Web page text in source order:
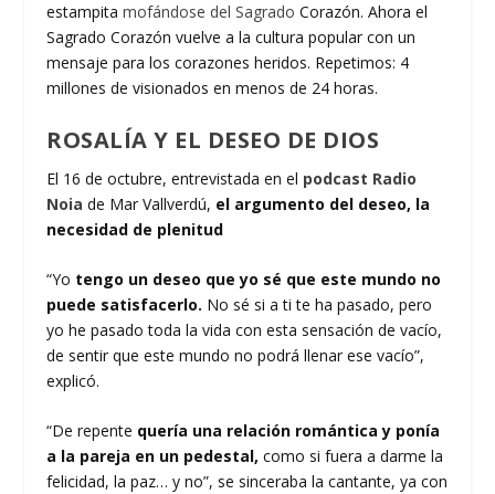
estampitamofándose del Sagrado Corazón. Ahora el
Sagrado Corazón vuelve a la cultura popular con un
mensaje para los corazones heridos. Repetimos: 4
millones de visionados en menos de 24 horas.
ROSALÍA Y EL DESEO DE DIOS
El 16 de octubre, entrevistada en el podcast Radio
Noia de Mar Vallverdú, el argumento del deseo, la
necesidad de plenitud
“Yo tengo un deseo que yo sé que este mundo no
puede satisfacerlo. No sé si a ti te ha pasado, pero
yo he pasado toda la vida con esta sensación de vacío,
de sentir que este mundo no podrá llenar ese vacío”,
explicó.
“De repente quería una relación romántica y ponía
a la pareja en un pedestal, como si fuera a darme la
felicidad, la paz… y no”, se sinceraba la cantante, ya con